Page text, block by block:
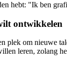
hebt: "Ik ben
ontwikkelen
plek om nieuwe
leren, zolang